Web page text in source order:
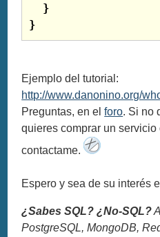
}
}
Ejemplo del tutorial:
http://www.danonino.org/
Preguntas, en elforo. Si no
quieres comprar un
contactame.
Espero y sea de su interés
¿Sabes SQL? ¿No-SQL?
PostgreSQL, MongoDB,